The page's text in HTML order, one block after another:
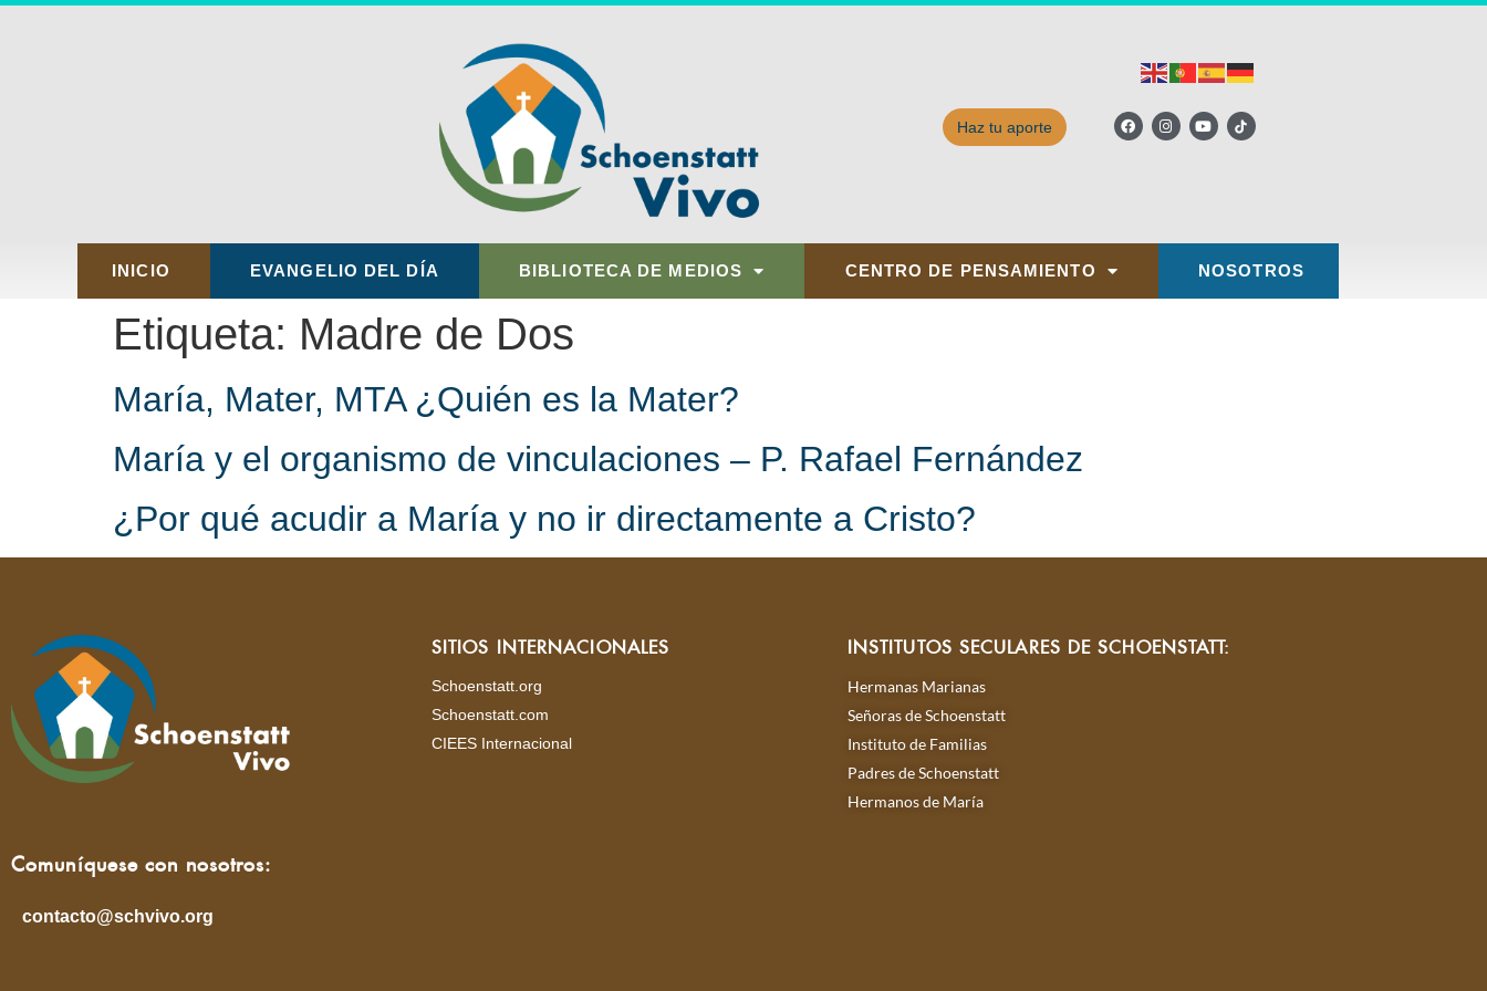
Haz tu aporte
INICIO EVANGELIO DEL DÍA BIBLIOTECA DE MEDIOS CENTRO DE PENSAMIENTO NOSOTROS
Etiqueta: Madre de Dos
María, Mater, MTA ¿Quién es la Mater?
María y el organismo de vinculaciones – P. Rafael Fernández
¿Por qué acudir a María y no ir directamente a Cristo?
SITIOS INTERNACIONALES
Schoenstatt.org
Schoenstatt.com
CIEES Internacional
INSTITUTOS SECULARES DE SCHOENSTATT:
Hermanas Marianas
Señoras de Schoenstatt
Instituto de Familias
Padres de Schoenstatt
Hermanos de María
Comuníquese con nosotros:
contacto@schvivo.org